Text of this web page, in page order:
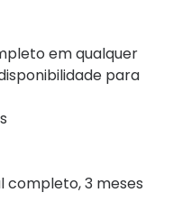
em qualquer
para
completo, 3 meses